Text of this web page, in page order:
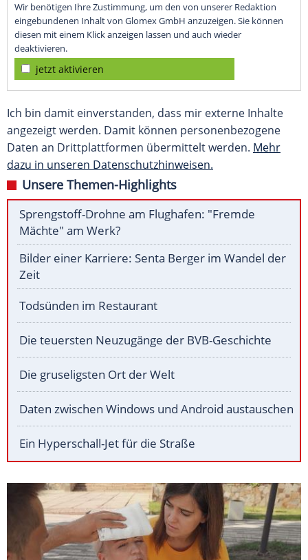
Wir benötigen Ihre Zustimmung, um den von unserer Redaktion
eingebundenen Inhalt von Glomex GmbH anzuzeigen. Sie können
diesen mit einem Klick anzeigen lassen und auch wieder
deaktivieren.
jetzt aktivieren
Ich bin damit einverstanden, dass mir externe Inhalte
angezeigt werden. Damit können personenbezogene
Daten an Drittplattformen übermittelt werden. Mehr
dazu in unseren Datenschutzhinweisen.
Unsere Themen-Highlights
Sprengstoff-Drohne am Flughafen: "Fremde
Mächte" am Werk?
Bilder einer Karriere: Senta Berger im Wandel der
Zeit
Todsünden im Restaurant
Die teuersten Neuzugänge der BVB-Geschichte
Die gruseligsten Ort der Welt
Daten zwischen Windows und Android austauschen
Ein Hyperschall-Jet für die Straße